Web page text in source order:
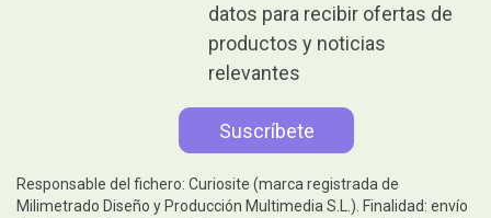
datos para recibir ofertas de
productos y noticias
relevantes
Responsable del fichero: Curiosite (marca registrada de
Milimetrado Diseño y Producción Multimedia S.L.). Finalidad: envío